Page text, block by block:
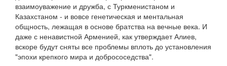
взаимоуважение и дружба, с Туркменистаном и
Казахстаном - и вовсе генетическая и ментальная
общность, лежащая в основе братства на вечные века. И
даже с ненавистной Арменией, как утверждает Алиев,
вскоре будут сняты все проблемы вплоть до установления
"эпохи крепкого мира и добрососедства".